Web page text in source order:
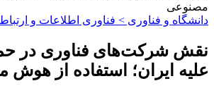
مصنوعی
دانشگاه و فناوری > فناوری اطلاعات و
نقش شرکت‌های فناوری در
علیه ایران؛ استفاده از